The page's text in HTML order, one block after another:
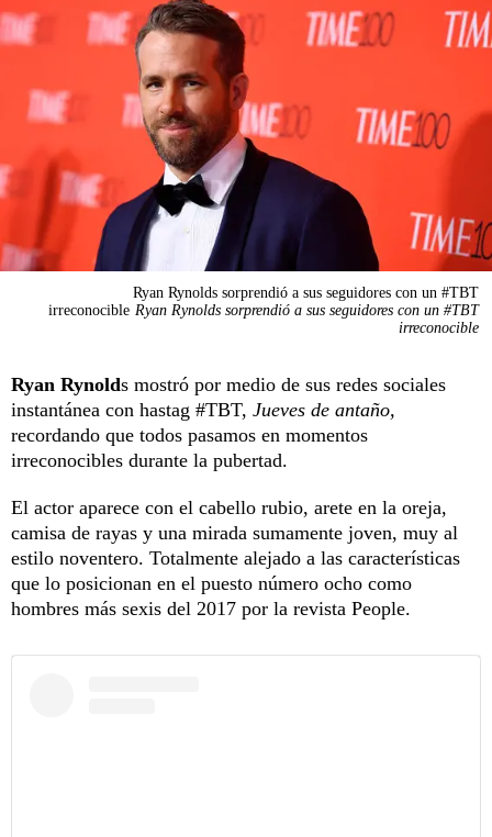
Ryan Rynolds sorprendió a sus seguidores con un #TBT
irreconocible Ryan Rynolds sorprendió a sus seguidores con un #TBT
irreconocible
Ryan Rynolds mostró por medio de sus redes sociales
instantánea con hastag #TBT, Jueves de antaño,
recordando que todos pasamos en momentos
irreconocibles durante la pubertad.
El actor aparece con el cabello rubio, arete en la oreja,
camisa de rayas y una mirada sumamente joven, muy al
estilo noventero. Totalmente alejado a las características
que lo posicionan en el puesto número ocho como
hombres más sexis del 2017 por la revista People.